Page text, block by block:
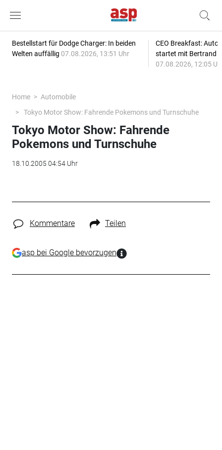
Bestellstart für Dodge Charger: In beiden
Welten auffällig 07.08.2026, 13:51 Uhr
CEO Breakfast:
startet mit Bertrand
07.08.2026, 12:05
Home
Automobile
Tokyo Motor Show: Fahrende Pokemons und Turnschuhe
Tokyo Motor Show: Fahrende
Pokemons und Turnschuhe
18.10.2005 04:54 Uhr
Kommentare Teilen
asp bei Google bevorzugen